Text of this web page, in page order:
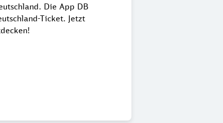
Die App DB
Ticket. Jetzt